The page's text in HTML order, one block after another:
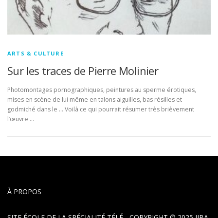
ARTS & CULTURE
Sur les traces de Pierre Molinier
Photomontages pornographiques, peintures au sperme érotiques,
mises en scène de lui même en talons aiguilles, bas résilles et
godmiché dans le … Voilà ce qui pourrait résumer très brièvement
l’œuvre …
À PROPOS